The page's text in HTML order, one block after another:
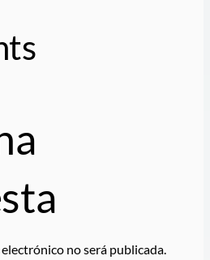
no será publicada.